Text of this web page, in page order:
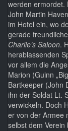
werden ermordet.
John Martin
im Hotel ein, wo
gerade
Charlie’s Saloon.
herablassenden
vor allem die
Marion (Guinn
Bartkeeper (John
ihn der Soldat Lt.
verwickeln. Doch
er von der Armee
selbst dem